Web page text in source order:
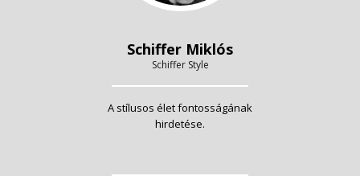
Schiffer Miklós
Schiffer Style
A stílusos élet fontosságának
hirdetése.